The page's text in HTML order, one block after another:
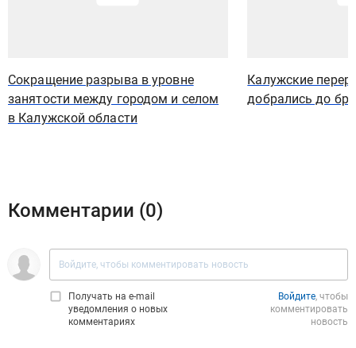
Сокращение разрыва в уровне
занятости между городом и селом
в Калужской области
Калужские
добрались до
Комментарии (0)
Получать на e‑mail
уведомления о новых
комментариях
Войдите, чтобы
комментировать
новость